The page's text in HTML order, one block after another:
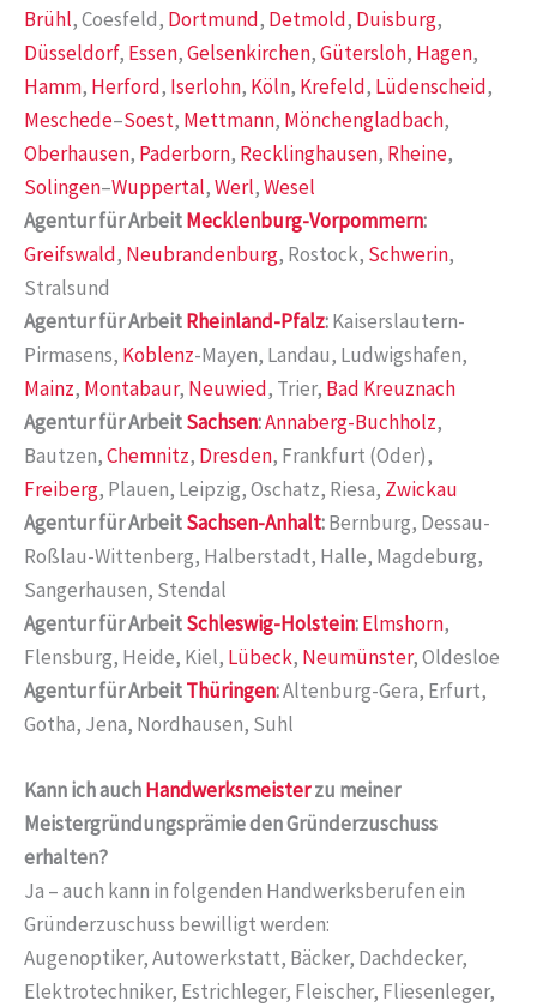
Brühl, Coesfeld, Dortmund, Detmold, Duisburg,
Düsseldorf, Essen,Gelsenkirchen,Gütersloh, Hagen,
Hamm, Herford, Iserlohn, Köln, Krefeld, Lüdenscheid,
Meschede–Soest, Mettmann, Mönchengladbach,
Oberhausen, Paderborn, Recklinghausen, Rheine,
Solingen–Wuppertal,Werl,Wesel
Agentur für ArbeitMecklenburg-Vorpommern:
Greifswald, Neubrandenburg, Rostock, Schwerin,
Stralsund
Agentur für ArbeitRheinland-Pfalz:Kaiserslautern-
Pirmasens, Koblenz-Mayen, Landau, Ludwigshafen,
Mainz, Montabaur, Neuwied, Trier, Bad Kreuznach
Agentur für ArbeitSachsen:Annaberg-Buchholz,
Bautzen,Chemnitz, Dresden, Frankfurt (Oder),
Freiberg, Plauen, Leipzig, Oschatz, Riesa, Zwickau
Agentur für ArbeitSachsen-Anhalt:Bernburg, Dessau-
Roßlau-Wittenberg, Halberstadt, Halle, Magdeburg,
Sangerhausen, Stendal
Agentur für ArbeitSchleswig-Holstein:Elmshorn,
Flensburg, Heide, Kiel, Lübeck, Neumünster, Oldesloe
Agentur für ArbeitThüringen:Altenburg-Gera, Erfurt,
Gotha, Jena, Nordhausen, Suhl
Kann ich auchHandwerksmeisterzu meiner
Meistergründungsprämie den Gründerzuschuss
erhalten?
Ja – auch kann in folgenden Handwerksberufen ein
Gründerzuschuss bewilligt werden:
Augenoptiker, Autowerkstatt, Bäcker, Dachdecker,
Elektrotechniker, Estrichleger, Fleischer, Fliesenleger,